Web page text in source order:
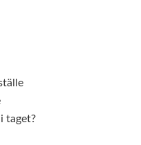
taget?